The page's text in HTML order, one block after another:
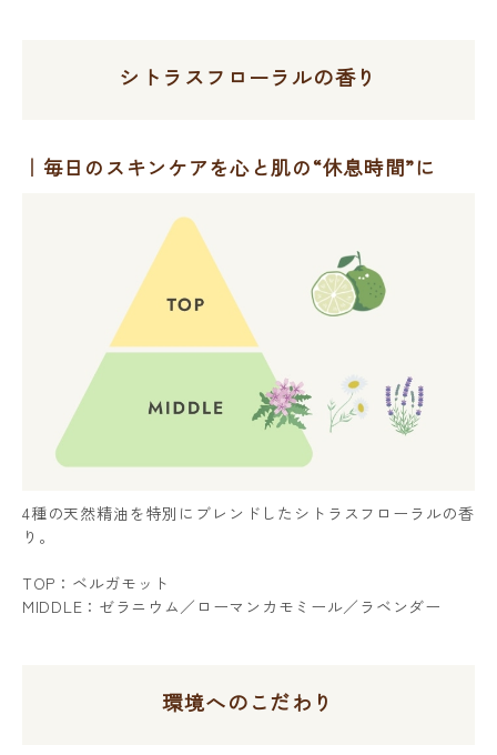
シトラスフローラルの香り
毎日のスキンケアを心と肌の“休息時間”に
4種の天然精油を特別にブレンドしたシトラスフローラルの香
り。
TOP：ベルガモット
MIDDLE：ゼラニウム／ローマンカモミール／ラベンダー
環境へのこだわり